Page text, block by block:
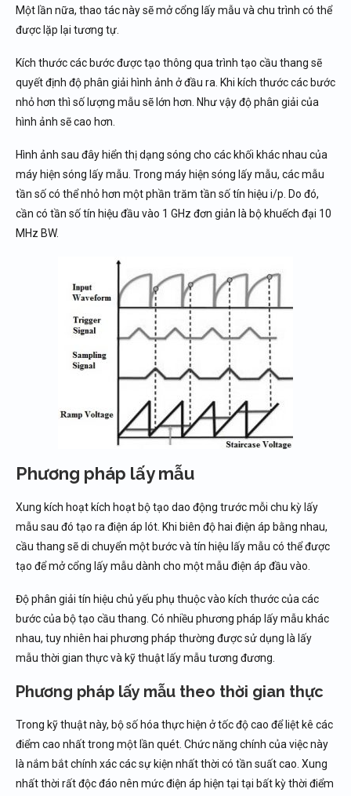
Một lần nữa, thao tác này sẽ mở cổng lấy mẫu và chu trình có thể
được lặp lại tương tự.
Kích thước các bước được tạo thông qua trình tạo cầu thang sẽ
quyết định độ phân giải hình ảnh ở đầu ra. Khi kích thước các bước
nhỏ hơn thì số lượng mẫu sẽ lớn hơn. Như vậy độ phân giải của
hình ảnh sẽ cao hơn.
Hình ảnh sau đây hiển thị dạng sóng cho các khối khác nhau của
máy hiện sóng lấy mẫu. Trong máy hiện sóng lấy mẫu, các mẫu
tần số có thể nhỏ hơn một phần trăm tần số tín hiệu i/p. Do đó,
cần có tần số tín hiệu đầu vào 1 GHz đơn giản là bộ khuếch đại 10
MHz BW.
Phương pháp lấy mẫu
Xung kích hoạt kích hoạt bộ tạo dao động trước mỗi chu kỳ lấy
mẫu sau đó tạo ra điện áp lót. Khi biên độ hai điện áp bằng nhau,
cầu thang sẽ di chuyển một bước và tín hiệu lấy mẫu có thể được
tạo để mở cổng lấy mẫu dành cho một mẫu điện áp đầu vào.
Độ phân giải tín hiệu chủ yếu phụ thuộc vào kích thước của các
bước của bộ tạo cầu thang. Có nhiều phương pháp lấy mẫu khác
nhau, tuy nhiên hai phương pháp thường được sử dụng là lấy
mẫu thời gian thực và kỹ thuật lấy mẫu tương đương.
Phương pháp lấy mẫu theo thời gian thực
Trong kỹ thuật này, bộ số hóa thực hiện ở tốc độ cao để liệt kê các
điểm cao nhất trong một lần quét. Chức năng chính của việc này
là nắm bắt chính xác các sự kiện nhất thời có tần suất cao. Xung
nhất thời rất độc đáo nên mức điện áp hiện tại tại bất kỳ thời điểm